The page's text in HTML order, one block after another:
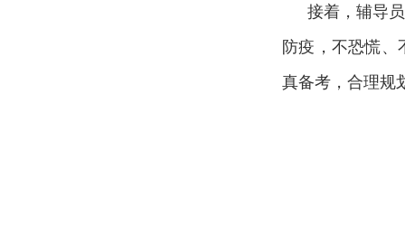
接着，辅导
防疫，不恐慌
真备考，合理规